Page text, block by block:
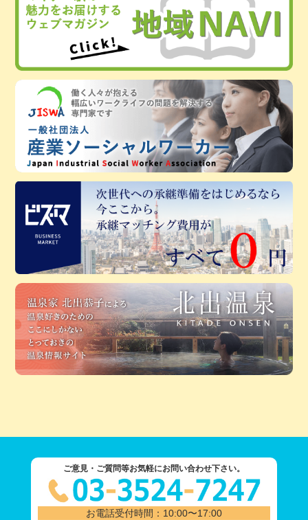
ご意見・ご質問等お気軽にお問い合わせ下さい。
お電話受付時間：10:00〜17:00